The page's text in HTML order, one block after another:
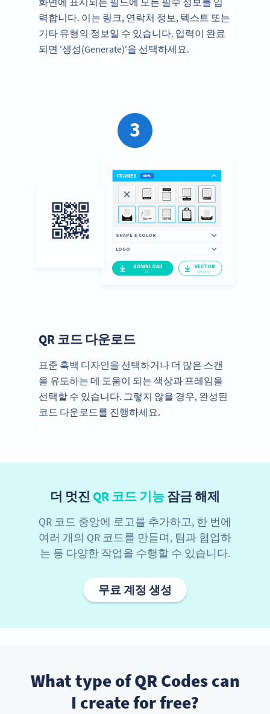
력합니다. 이는 링크, 연락처 정보, 텍스트 또는
기타 유형의 정보일 수 있습니다. 입력이 완료
되면 '생성(Generate)'을 선택하세요.
3
QR 코드 다운로드
표준 흑백 디자인을 선택하거나 더 많은 스캔
을 유도하는 데 도움이 되는 색상과 프레임을
선택할 수 있습니다. 그렇지 않을 경우, 완성된
코드 다운로드를 진행하세요.
더 멋진 QR 코드 기능잠금 해제
QR 코드 중앙에 로고를 추가하고, 한 번에
여러 개의 QR 코드를 만들며, 팀과 협업하
는 등 다양한 작업을 수행할 수 있습니다.
무료 계정 생성
What type of QR Codes can
I create for free?